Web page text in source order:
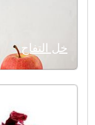
خل التفاح